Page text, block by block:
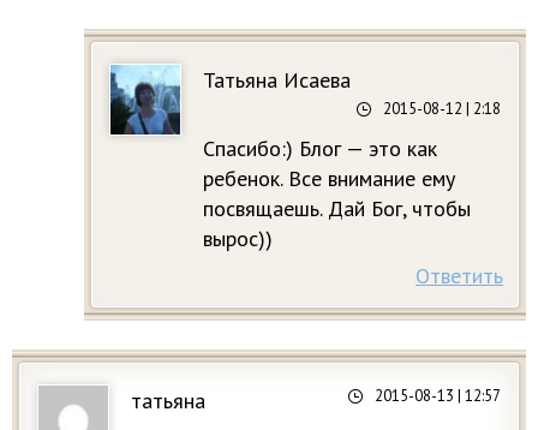
Татьяна Исаева
2015-08-12 | 2:18
Спасибо:) Блог — это как
ребенок. Все внимание ему
посвящаешь. Дай Бог, чтобы
вырос))
Ответить
татьяна 2015-08-13 | 12:57